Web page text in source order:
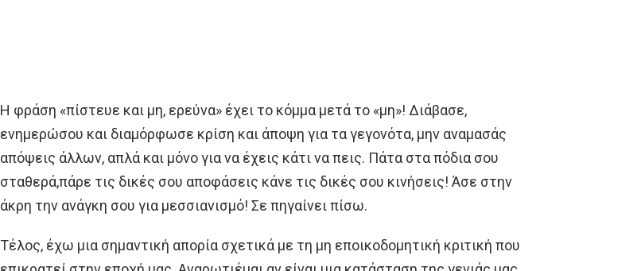
Η φράση «πίστευε και μη, ερεύνα» έχει το κόμμα μετά το «μη»! Διάβασε,
ενημερώσου και διαμόρφωσε κρίση και άποψη για τα γεγονότα, μην αναμασάς
απόψεις άλλων, απλά και μόνο για να έχεις κάτι να πεις. Πάτα στα πόδια σου
σταθερά,πάρε τις δικές σου αποφάσεις κάνε τις δικές σου κινήσεις! Άσε στην
άκρη την ανάγκη σου για μεσσιανισμό! Σε πηγαίνει πίσω.
Τέλος, έχω μια σημαντική απορία σχετικά με τη μη εποικοδομητική κριτική που